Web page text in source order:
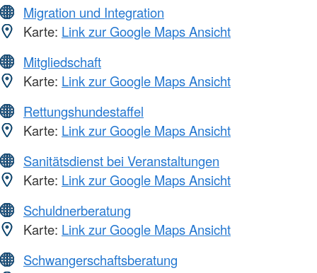
Migration und Integration
Karte: Link zur Google Maps Ansicht
Mitgliedschaft
Karte: Link zur Google Maps Ansicht
Rettungshundestaffel
Karte: Link zur Google Maps Ansicht
Sanitätsdienst bei Veranstaltungen
Karte: Link zur Google Maps Ansicht
Schuldnerberatung
Karte: Link zur Google Maps Ansicht
Schwangerschaftsberatung